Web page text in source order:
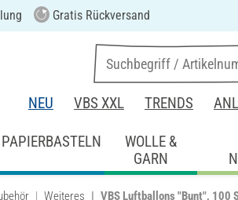
Gratis Rückversand
NEU VBS XXL TRENDS
PAPIERBASTELN
WOLLE &
GARN
Weiteres VBS Luftballons "Bunt", 100